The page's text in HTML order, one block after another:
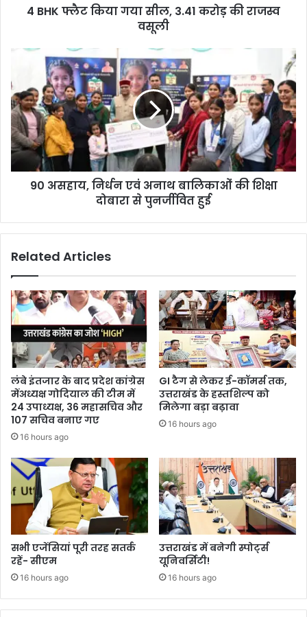
4 BHK फ्लैट किया गया सील, 3.41 करोड़ की राजस्व
वसूली
90 असहाय, निर्धन एवं अनाथ बालिकाओं की शिक्षा
दोबारा से पुनर्जीवित हुई
Related Articles
लंबे इंतजार के बाद प्रदेश कांग्रेस
मेंअध्यक्ष गोदियाल की टीम में
24 उपाध्यक्ष, 36 महासचिव और
107 सचिव बनाए गए
16 hours ago
GI टैग से लेकर ई-कॉमर्स तक,
उत्तराखंड के हस्तशिल्प को
मिलेगा बड़ा बढ़ावा
16 hours ago
सभी एजेंसियां पूरी तरह सतर्क
रहें- सीएम
16 hours ago
उत्तराखंड में बनेगी स्पोर्ट्स
यूनिवर्सिटी!
16 hours ago